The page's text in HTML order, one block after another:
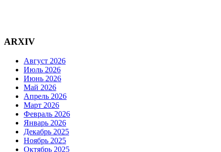
ARXIV
Август 2026
Июль 2026
Июнь 2026
Май 2026
Апрель 2026
Март 2026
Февраль 2026
Январь 2026
Декабрь 2025
Ноябрь 2025
Октябрь 2025